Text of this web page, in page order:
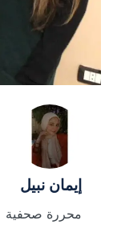
إيمان نبيل
محررة صحفية